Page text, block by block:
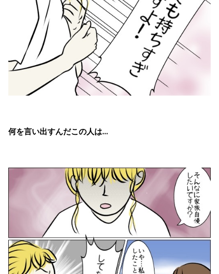
何を言い出すんだこの人は…